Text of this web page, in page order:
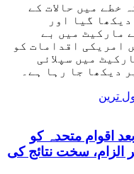
خطے میں حالات کے
گیا اور
مارکیٹ میں بے
امریکی اقدامات کو
میں سپلائی
دیکھا جا رہا ہے۔
ترین
اقوام متحدہ کو
الزام، سخت نتائج کی